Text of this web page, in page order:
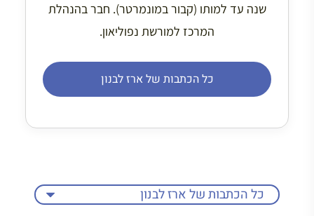
שנה עד למותו (קבור במונמרטר). חבר בהנהלת
המרכז למורשת נפוליאון.
כל הכתבות של ארז לבנון